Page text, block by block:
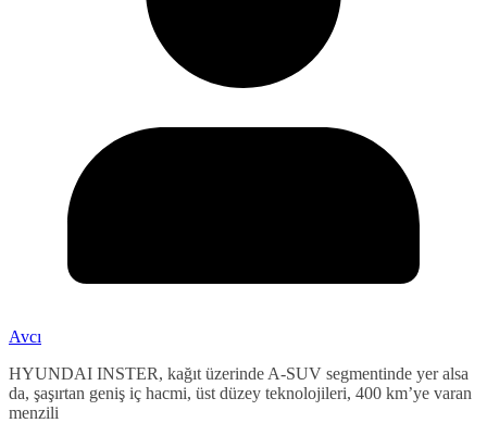
Avcı
HYUNDAI INSTER, kağıt üzerinde A-SUV segmentinde yer alsa
da, şaşırtan geniş iç hacmi, üst düzey teknolojileri, 400 km’ye varan
menzili